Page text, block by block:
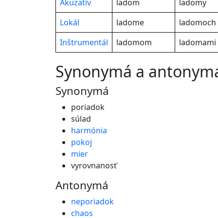
Akuzatív ladom
ladomy
Lokál
ladome
ladomoch
Inštrumentál
ladomom ladomami
synonymá a
Synonymá
poriadok
súlad
harmónia
pokoj
mier
vyrovnanosť
Antonymá
neporiadok
chaos